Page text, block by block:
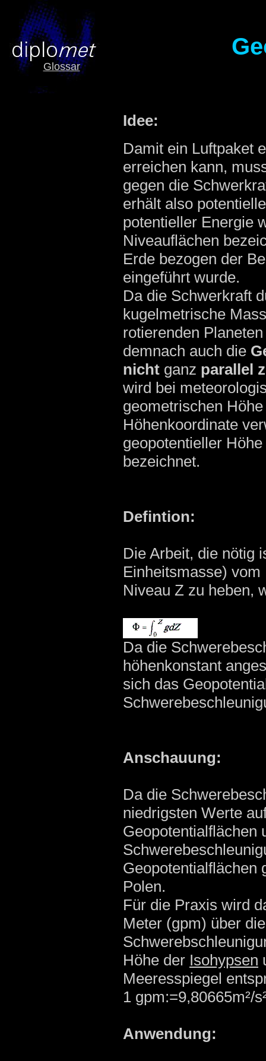
Glossar
Idee:
Damit ein Luftpaket
erreichen kann,
gegen die
erhält also
potentieller Energie
Niveauflächen
Erde bezogen der
eingeführt wurde.
Da die Schwerkraft
kugelmetrische
rotierenden
demnach auch die
nicht ganz parallel
wird bei
geometrischen
Höhenkoordinate
geopotentieller
bezeichnet.
Defintion:
Die Arbeit, die nötig
Einheitsmasse)
Niveau Z zu heben,
Da die
höhenkonstant
sich das
Anschauung:
Da die
niedrigsten Werte
Geopotentialflächen
Geopotentialflächen
Polen.
Für die Praxis wird
Meter (gpm) über
Höhe der Isohypsen
Meeresspiegel
1 gpm:=9,80665m²/
Anwendung: